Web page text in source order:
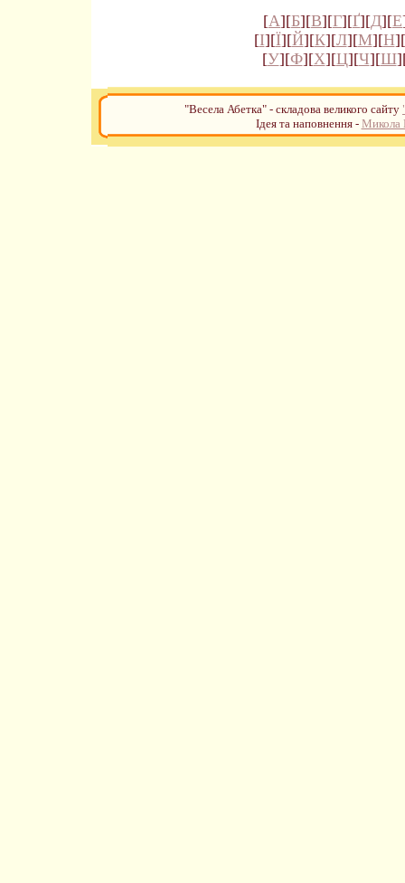
[А][Б][В][Г][Ґ][Д][Е
[І][Ї][Й][К][Л][М][Н][
[У][Ф][Х][Ц][Ч][Ш
"Весела Абетка" - складова великого сайту
Ідея та наповнення -